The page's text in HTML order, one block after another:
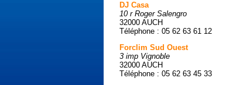
DJ Casa
10 r Roger Salengro
32000 AUCH
Téléphone : 05 62 63 61 12
Forclim Sud Ouest
3 imp Vignoble
32000 AUCH
Téléphone : 05 62 63 45 33